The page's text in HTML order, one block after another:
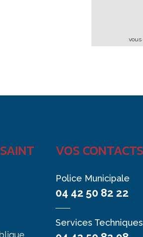
vous
VOS CONTACTS
Police Municipale
04 42 50 82 22
Services Techniques